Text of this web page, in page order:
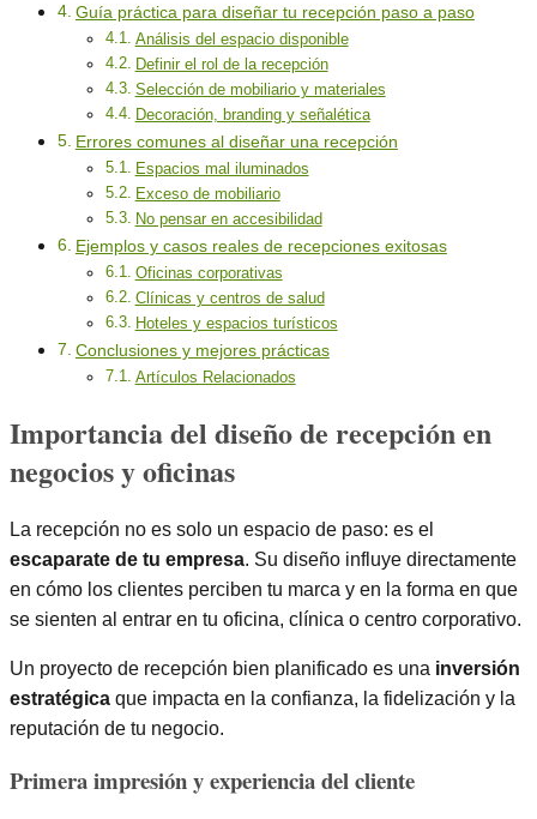
Guía práctica para diseñar tu recepción paso a paso
Análisis del espacio disponible
Definir el rol de la recepción
Selección de mobiliario y materiales
Decoración, branding y señalética
Errores comunes al diseñar una recepción
Espacios mal iluminados
Exceso de mobiliario
No pensar en accesibilidad
Ejemplos y casos reales de recepciones exitosas
Oficinas corporativas
Clínicas y centros de salud
Hoteles y espacios turísticos
Conclusiones y mejores prácticas
Artículos Relacionados
Importancia del diseño de recepción en
negocios y oficinas
La recepción no es solo un espacio de paso: es el
escaparate de tu empresa. Su diseño influye directamente
en cómo los clientes perciben tu marca y en la forma en que
se sienten al entrar en tu oficina, clínica o centro corporativo.
Un proyecto de recepción bien planificado es una inversión
estratégica que impacta en la confianza, la fidelización y la
reputación de tu negocio.
Primera impresión y experiencia del cliente